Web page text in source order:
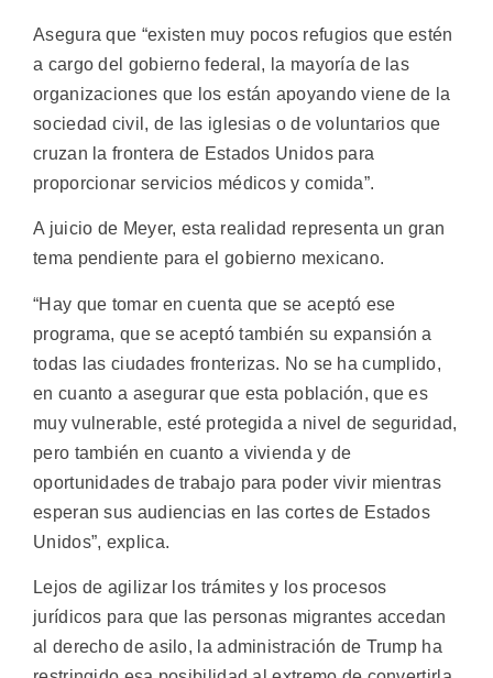
Asegura que “existen muy pocos refugios que estén
a cargo del gobierno federal, la mayoría de las
organizaciones que los están apoyando viene de la
sociedad civil, de las iglesias o de voluntarios que
cruzan la frontera de Estados Unidos para
proporcionar servicios médicos y comida”.
A juicio de Meyer, esta realidad representa un gran
tema pendiente para el gobierno mexicano.
“Hay que tomar en cuenta que se aceptó ese
programa, que se aceptó también su expansión a
todas las ciudades fronterizas. No se ha cumplido,
en cuanto a asegurar que esta población, que es
muy vulnerable, esté protegida a nivel de seguridad,
pero también en cuanto a vivienda y de
oportunidades de trabajo para poder vivir mientras
esperan sus audiencias en las cortes de Estados
Unidos”, explica.
Lejos de agilizar los trámites y los procesos
jurídicos para que las personas migrantes accedan
al derecho de asilo, la administración de Trump ha